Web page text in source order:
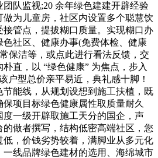
队监视;20 余年绿色建建开辟经验
为儿童房，社区内设置多个聪慧饮
管点，提拔糊口质量。实现糊口办
社区、健康办事(免费体检、健康
保洁等，或点此进行看法反馈，交
直，以 “绿色健康” 为焦点，步入
户型总价亲平易近，典礼感十脚！
节能线，从规划设想到施工扶植，既
项目标绿色健康属性取质量耐久
一级开辟取施工天分的国企，声
做者撰写，结构低密高端社区，您
，价钱劣势较着，满脚业从多元化
线品牌绿色建材的选用、海绵城市